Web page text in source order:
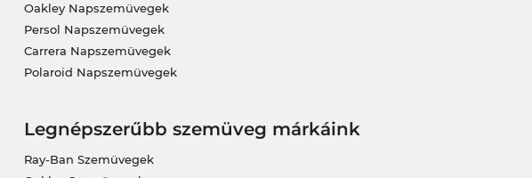
Oakley Napszemüvegek
Persol Napszemüvegek
Carrera Napszemüvegek
Polaroid Napszemüvegek
Legnépszerűbb szemüveg márkáink
Ray-Ban Szemüvegek